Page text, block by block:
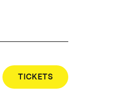
TICKETS